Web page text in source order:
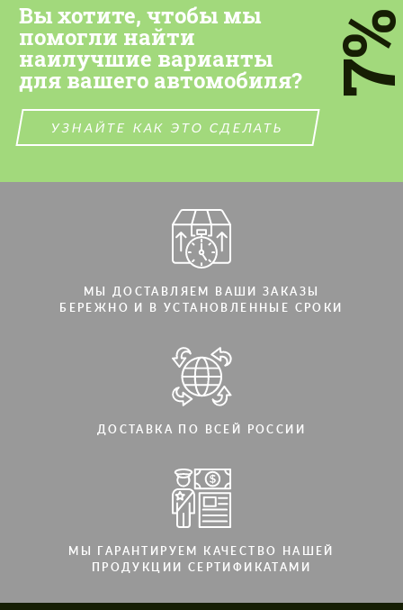
Вы хотите, чтобы мы
помогли найти
наилучшие варианты
для вашего автомобиля?
УЗНАЙТЕ КАК ЭТО СДЕЛАТЬ
МЫ ДОСТАВЛЯЕМ ВАШИ ЗАКАЗЫ
БЕРЕЖНО И В УСТАНОВЛЕННЫЕ СРОКИ
ДОСТАВКА ПО ВСЕЙ РОССИИ
МЫ ГАРАНТИРУЕМ КАЧЕСТВО НАШЕЙ
ПРОДУКЦИИ СЕРТИФИКАТАМИ